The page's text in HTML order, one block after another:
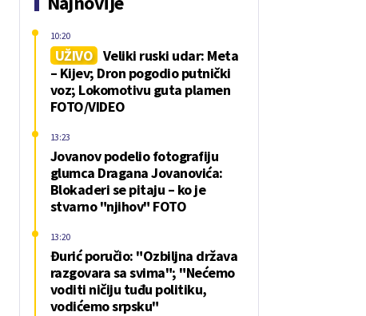
UŽIVO Veliki ruski udar: Meta
– Kijev; Dron pogodio putnički
voz; Lokomotivu guta plamen
FOTO/VIDEO
10:20
Jovanov podelio fotografiju
glumca Dragana Jovanovića:
Blokaderi se pitaju – ko je
stvarno "njihov" FOTO
13:23
Đurić poručio: "Ozbiljna država
razgovara sa svima"; "Nećemo
voditi ničiju tuđu politiku,
vodićemo srpsku"
13:20